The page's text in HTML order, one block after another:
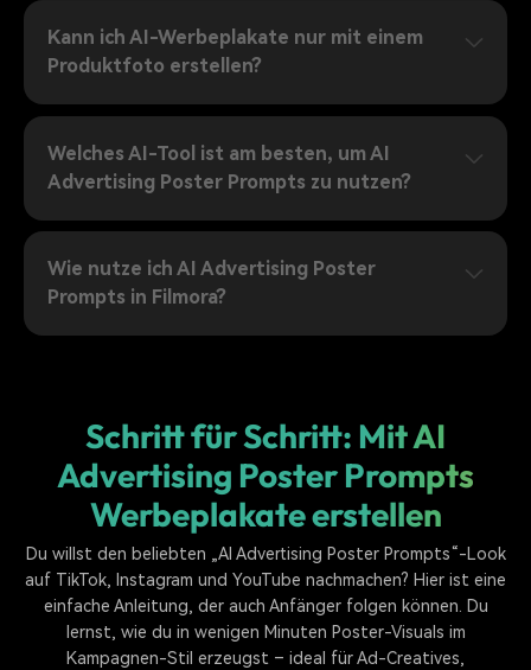
Kann ich AI-Werbeplakate nur mit einem
Produktfoto erstellen?
Welches AI-Tool ist am besten, um AI
Advertising Poster Prompts zu nutzen?
Wie nutze ich AI Advertising Poster
Prompts in Filmora?
Schritt für Schritt: Mit AI
Advertising Poster Prompts
Werbeplakate erstellen
Du willst den beliebten „AI Advertising Poster Prompts“-Look
auf TikTok, Instagram und YouTube nachmachen? Hier ist eine
einfache Anleitung, der auch Anfänger folgen können. Du
lernst, wie du in wenigen Minuten Poster-Visuals im
Kampagnen-Stil erzeugst – ideal für Ad-Creatives,